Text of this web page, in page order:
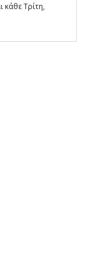
κάθε Τρίτη,